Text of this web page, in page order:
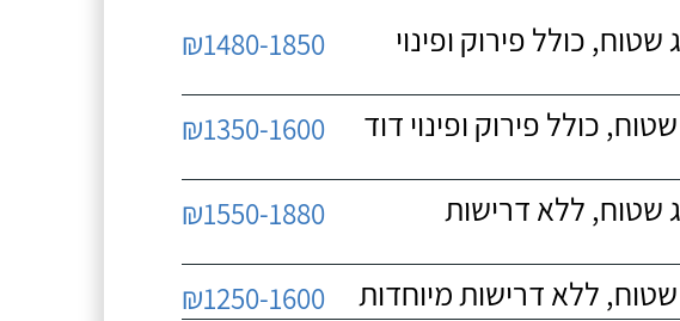
ליטר, על גג שטוח, כולל פירוק ופינוי
₪1480-1850
על גג שטוח, כולל פירוק ופינוי דוד
₪1350-1600
ליטר, על גג שטוח, ללא דרישות
₪1550-1880
₪1250-1600